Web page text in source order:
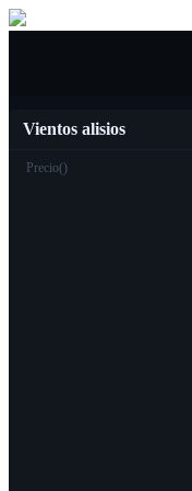
Vientos alisios
Precio()